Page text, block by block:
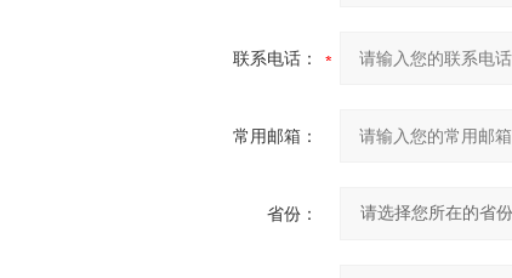
联系电话：
常用邮箱：
省份：